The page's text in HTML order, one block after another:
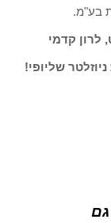
בע"מ.
לרון קדמי
שליופי!
גם